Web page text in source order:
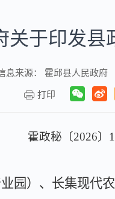
关于印发县
息来源： 霍邱县人民政府
打印
霍政秘〔2026〕 1
园）、长集现代